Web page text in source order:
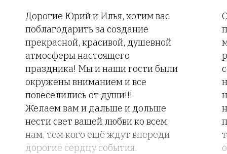
Дорогие Юрий и Илья, хотим вас
поблагодарить за создание
прекрасной, красивой, душевной
атмосферы настоящего
праздника! Мы и наши гости были
окружены вниманием и все
повеселились от души!!!
Желаем вам и дальше и дольше
нести свет вашей любви ко всем
нам, тем кого ещё ждут впереди
дорогие сердцу события.